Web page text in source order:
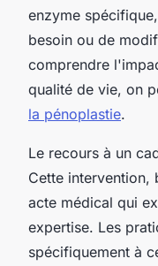
enzyme
besoin ou de
comprendre
qualité de vie, on
la pénoplastie.
Le recours à un
Cette intervention,
acte médical qui
expertise. Les
spécifiquement à